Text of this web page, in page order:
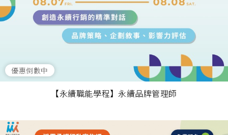
優惠倒數中
【永續職能學程】永續品牌管理師